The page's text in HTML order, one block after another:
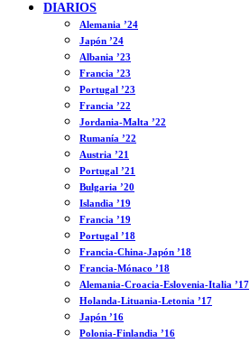
DIARIOS
Alemania ’24
Japón ’24
Albania ’23
Francia ’23
Portugal ’23
Francia ’22
Jordania-Malta ’22
Rumanía ’22
Austria ’21
Portugal ’21
Bulgaria ’20
Islandia ’19
Francia ’19
Portugal ’18
Francia-China-Japón ’18
Francia-Mónaco ’18
Alemania-Croacia-Eslovenia-Italia ’17
Holanda-Lituania-Letonia ’17
Japón ’16
Polonia-Finlandia ’16